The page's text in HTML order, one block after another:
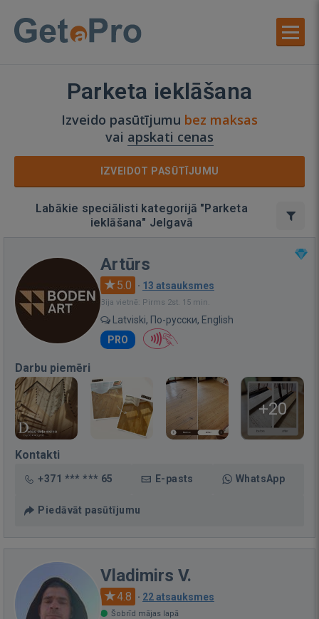
Parketa ieklāšana
Izveido pasūtījumu bez maksas
vai apskati cenas
IZVEIDOT PASŪTĪJUMU
Labākie speciālisti kategorijā "Parketa
ieklāšana" Jelgavā
Artūrs
5.0 · 13 atsauksmes
Bija vietnē: Pirms 2st. 15 min.
Latviski, По-русски, English
PRO
Darbu piemēri
+20
Kontakti
+371 *** *** 65 E-pasts WhatsApp
Piedāvāt pasūtījumu
Vladimirs V.
4.8 · 22 atsauksmes
Šobrīd mājas lapā